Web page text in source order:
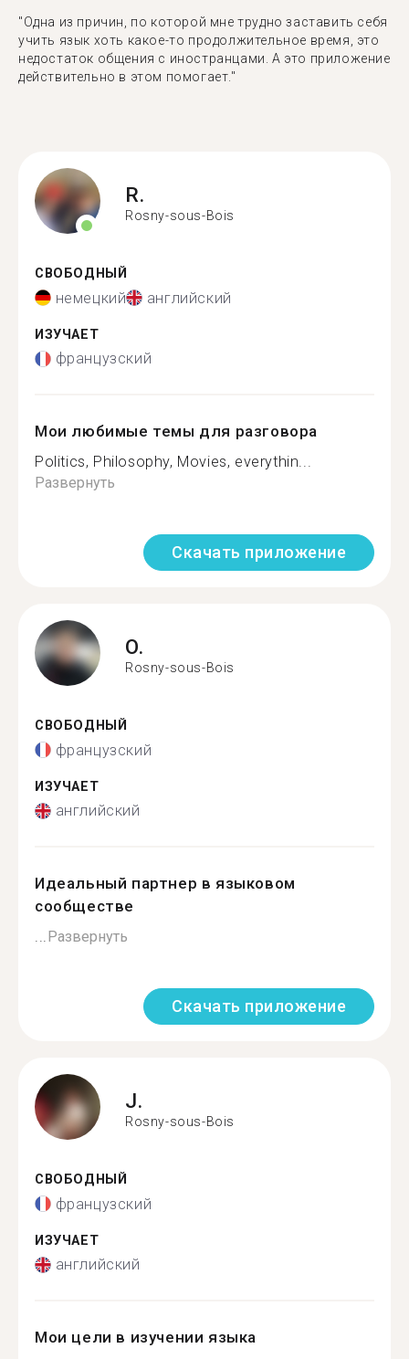
"Одна из причин, по которой мне трудно заставить себя
учить язык хоть какое-то продолжительное время, это
недостаток общения с иностранцами. А это приложение
действительно в этом помогает."
R.
Rosny-sous-Bois
СВОБОДНЫЙ
немецкий английский
ИЗУЧАЕТ
французский
Мои любимые темы для разговора
Politics, Philosophy, Movies, everythin...
Развернуть
Скачать приложение
O.
Rosny-sous-Bois
СВОБОДНЫЙ
французский
ИЗУЧАЕТ
английский
Идеальный партнер в языковом
сообществе
...Развернуть
Скачать приложение
J.
Rosny-sous-Bois
СВОБОДНЫЙ
французский
ИЗУЧАЕТ
английский
Мои цели в изучении языка